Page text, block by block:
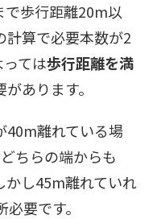
で歩行距離20m以
計算で必要本数が2
ては歩行距離を満
があります。
40m離れている場
ちらの端からも
かし45m離れていれ
要です。